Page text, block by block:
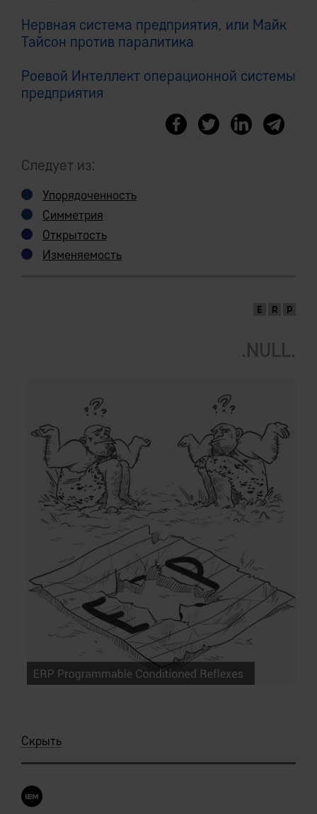
Нервная система предприятия, или Майк
Тайсон против паралитика
Роевой Интеллект операционной системы
предприятия
Следует из:
Упорядоченность
Симметрия
Открытость
Изменяемость
.NULL.
Скрыть